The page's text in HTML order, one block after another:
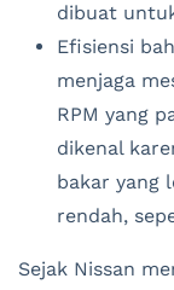
dibuat
Efisiensi
menjaga
RPM yang
dikenal
bakar yang
rendah,
Sejak Nissan